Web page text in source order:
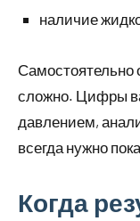
наличие
Самостоятельно
сложно. Цифры
давлением,
всегда нужно
Когда